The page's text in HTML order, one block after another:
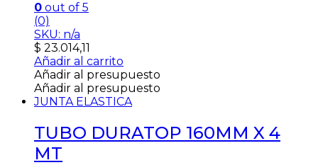
0 out of 5
(0)
SKU: n/a
$ 23.014,11
Añadir al carrito
Añadir al presupuesto
Añadir al presupuesto
JUNTA ELASTICA
TUBO DURATOP 160MM X 4
MT